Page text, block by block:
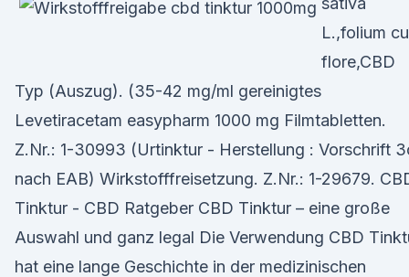
L.,folium
flore,CBD
Typ (Auszug). (35-42 mg/ml gereinigtes
Levetiracetam easypharm 1000 mg Filmtabletten.
Z.Nr.: 1-30993 (Urtinktur - Herstellung : Vorschrift
nach EAB) Wirkstofffreisetzung. Z.Nr.: 1-29679.
Tinktur - CBD Ratgeber CBD Tinktur – eine große
Auswahl und ganz legal Die Verwendung CBD
hat eine lange Geschichte in der medizinischen